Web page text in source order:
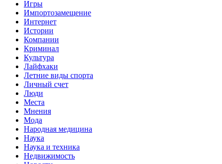
Игры
Импортозамещение
Интернет
Истории
Компании
Криминал
Культура
Лайфхаки
Летние виды спорта
Личный счет
Люди
Места
Мнения
Мода
Народная медицина
Наука
Наука и техника
Недвижимость